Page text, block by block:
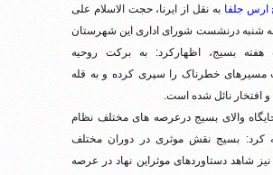
ارس جلفا به نقل از ایرنا، حجت الاسلام علی
شنبه درنشست شورای اداری این شهرستان
هفته بسیج، اظهارکرد: به برکت روحیه
مسیرهای خطرناک را سپری کرده و به قله
افتخار نائل شده است.
والای بسیج درعرصه های مختلف نظام
کرد: بسیج نقش موثری در دوران مختلف
شاهد دستاوردهای موثراین نهاد در عرصه